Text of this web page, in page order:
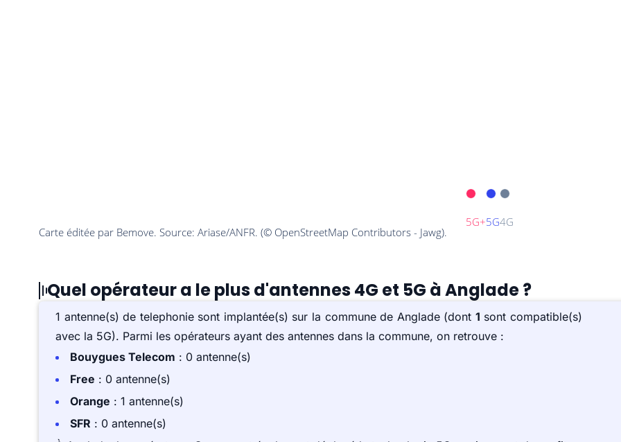
Quel opérateur a le plus d'antennes 4G et 5G à Anglade ?
1 antenne(s) de telephonie sont implantée(s) sur la commune de Anglade (dont 1 sont compatible(s)
avec la 5G). Parmi les opérateurs ayant des antennes dans la commune, on retrouve :
Bouygues Telecom : 0 antenne(s)
Free : 0 antenne(s)
Orange : 1 antenne(s)
SFR : 0 antenne(s)